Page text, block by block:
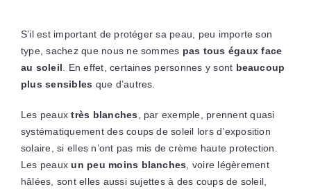
S’il est important de protéger sa peau, peu importe son
type, sachez que nous ne sommes pas tous égaux face
au soleil . En effet, certaines personnes y sont beaucoup
plus sensibles que d’autres.
Les peauxtrès blanches , par exemple, prennent quasi
systématiquement des coups de soleil lors d’exposition
solaire, si elles n’ont pas mis de crème haute protection.
Les peauxun peu moins blanches , voire légèrement
hâlées, sont elles aussi sujettes à des coups de soleil,